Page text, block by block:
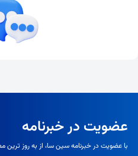
عضویت در خبرنامه
با عضویت در خبرنامه سین سا، از به روز ترین